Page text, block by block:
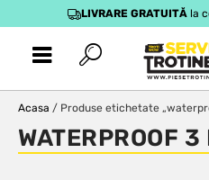
LIVRARE GRATUITĂla
Acasa / Produse etichetate
WATERPROOF 3